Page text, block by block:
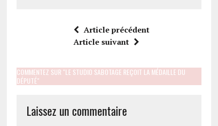
Article précédent
Article suivant
COMMENTEZ SUR "LE STUDIO SABOTAGE REÇOIT LA MÉDAILLE DU
DÉPUTÉ"
Laissez un commentaire